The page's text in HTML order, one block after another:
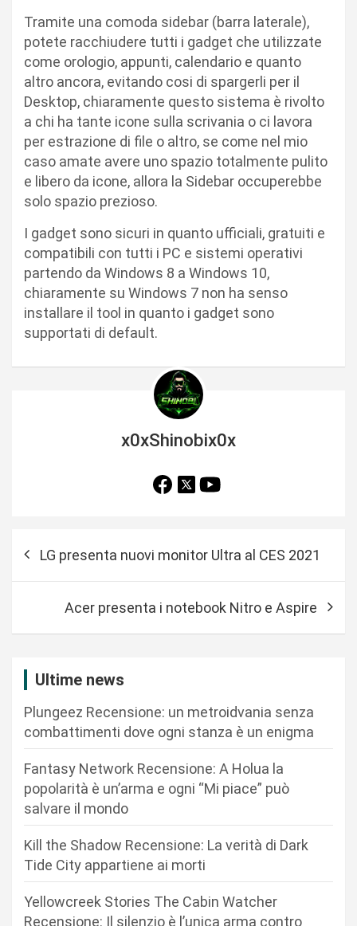
Tramite una comoda sidebar (barra laterale),
potete racchiudere tutti i gadget che utilizzate
come orologio, appunti, calendario e quanto
altro ancora, evitando cosi di spargerli per il
Desktop, chiaramente questo sistema è rivolto
a chi ha tante icone sulla scrivania o ci lavora
per estrazione di file o altro, se come nel mio
caso amate avere uno spazio totalmente pulito
e libero da icone, allora la Sidebar occuperebbe
solo spazio prezioso.
I gadget sono sicuri in quanto ufficiali, gratuiti e
compatibili con tutti i PC e sistemi operativi
partendo da Windows 8 a Windows 10,
chiaramente su Windows 7 non ha senso
installare il tool in quanto i gadget sono
supportati di default.
x0xShinobix0x
LG presenta nuovi monitor Ultra al CES 2021
Acer presenta i notebook Nitro e Aspire
Ultime news
Plungeez Recensione: un metroidvania senza
combattimenti dove ogni stanza è un enigma
Fantasy Network Recensione: A Holua la
popolarità è un’arma e ogni “Mi piace” può
salvare il mondo
Kill the Shadow Recensione: La verità di Dark
Tide City appartiene ai morti
Yellowcreek Stories The Cabin Watcher
Recensione: Il silenzio è l’unica arma contro